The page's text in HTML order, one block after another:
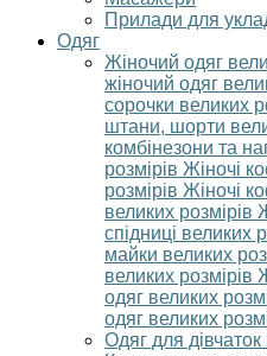
Прилади для
Одяг
Жіночий одяг
жіночий одяг
сорочки великих
штани, шорти
комбінезони та
розмірів Жіночі
розмірів Жіночі
великих розмірів
спідниці великих
майки великих
великих розмірів
одяг великих
одяг великих
Одяг для дівчаток